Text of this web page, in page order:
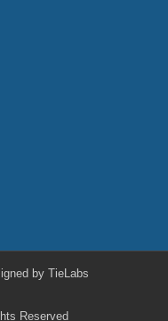
by TieLabs
Reserved